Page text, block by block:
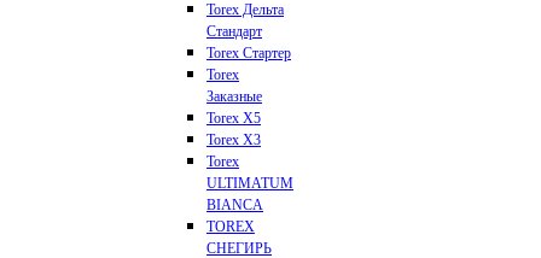
Torex Дельта
Стандарт
Torex Стартер
Torex
Заказные
Torex Х5
Torex Х3
Torex
ULTIMATUM
BIANCA
TOREX
СНЕГИРЬ